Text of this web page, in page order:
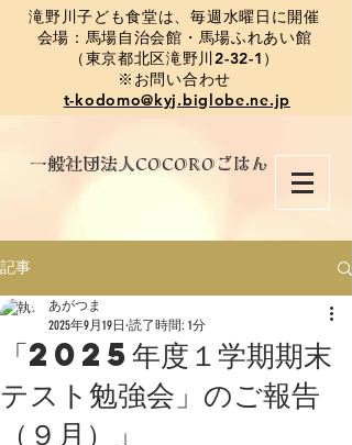
​滝野川子ども食堂は、毎週水曜日に開催
会場：馬場自治会館・馬場ふれあい館
（東京都北区滝野川2-32-1）
※お問い合わせ
t-kodomo@kyj.biglobe.ne.jp
​一般社団法人COCOROごはん
記事
「2025年度１学期期末
テスト勉強会」のご報告
（９月）」
あがつま
2025年9月19日 読了時間: 1分